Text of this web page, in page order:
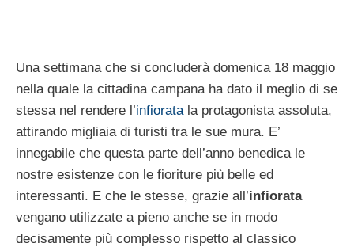
Una settimana che si concluderà domenica 18 maggio
nella quale la cittadina campana ha dato il meglio di se
stessa nel rendere l’infioratala protagonista assoluta,
attirando migliaia di turisti tra le sue mura. E’
innegabile che questa parte dell’anno benedica le
nostre esistenze con le fioriture più belle ed
interessanti. E che le stesse, grazie all’infiorata
vengano utilizzate a pieno anche se in modo
decisamente più complesso rispetto al classico